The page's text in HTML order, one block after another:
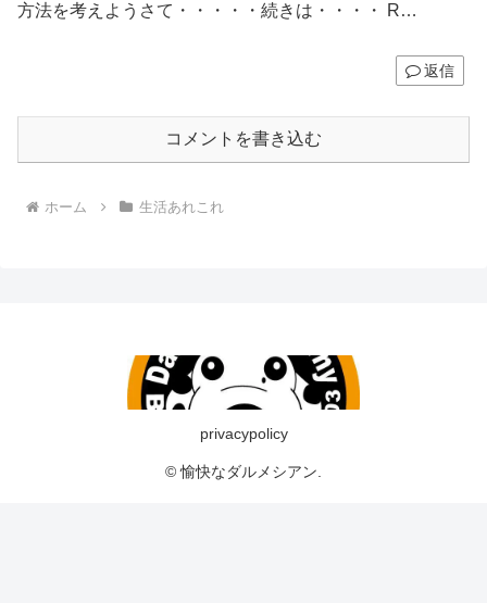
方法を考えようさて・・・・・続きは・・・・ R…
返信
コメントを書き込む
ホーム 生活あれこれ
privacypolicy
© 愉快なダルメシアン.